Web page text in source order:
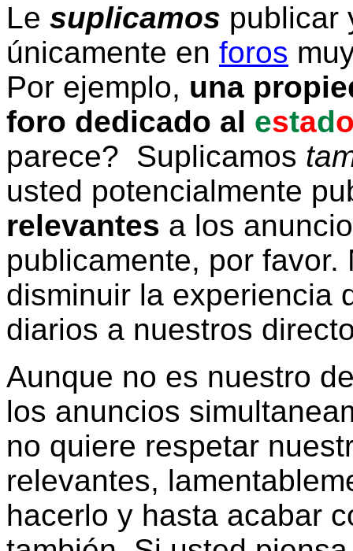
Le suplicamos publicar
únicamente en foros
Por ejemplo, una
foro dedicado al estad
parece? Suplicamos
usted potencialmente
relevantes a los
publicamente, por
disminuir la experiencia
diarios a nuestros
Aunque no es nuestro
los anuncios
no quiere respetar
relevantes,
hacerlo y hasta acabar